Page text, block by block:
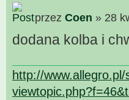
przez Coen » 28
dodana kolba i
http://